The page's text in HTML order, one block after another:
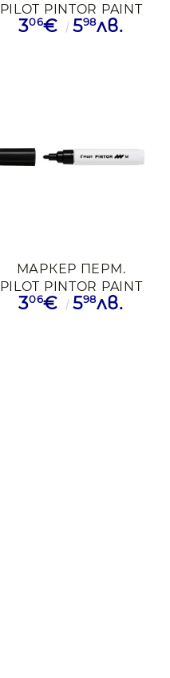
PILOT PINTOR PAINT
1.4-4.5ММ ЖЛТ
306€ 598лв.
МАРКЕР ПЕРМ.
PILOT PINTOR PAINT
1.4-4.5ММ ЧРН
306€ 598лв.